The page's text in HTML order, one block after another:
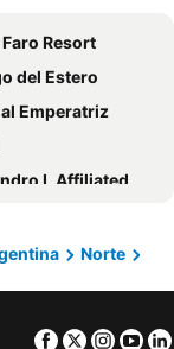
Resort
del Estero
Emperatriz
I, Affiliated by Meliá
Norte
Facebook
Twitter